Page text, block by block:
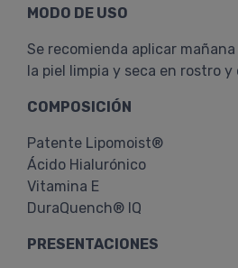
MODO DE USO
Se recomienda aplicar
la piel limpia y seca en rostro y
COMPOSICIÓN
Patente Lipomoist®
Ácido Hialurónico
Vitamina E
DuraQuench® IQ
PRESENTACIONES